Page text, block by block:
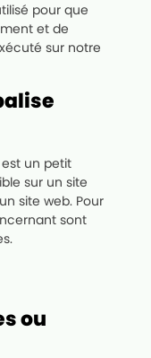
pour que
et de
sur notre
un petit
sur un site
site web. Pour
sont
ou